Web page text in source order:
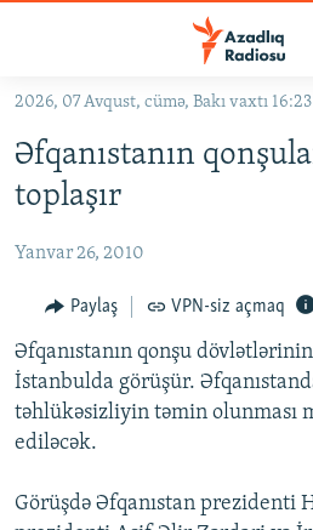
Əsas
qayıt
Əsas
naviqasiyaya
qayıt
#İZAHLA
KORRUPSIOMETR
#ƏSLINDƏ
FƏRQƏ BAX
QANUNI DOĞRU
ARAŞDIRMA
MULTIMEDIA
FOTOQALEREYA
OXU ZALI
HAQQIMIZDA
2026, 07 Avqust, cümə, Bakı vaxtı 16:23
Əfqanıstanın
toplaşır
Yanvar 26, 2010
Paylaş VPN-siz açmaq
Əfqanıstanın qonşu
İstanbulda görüşür.
təhlükəsizliyin təmin olunması
ediləcək.
Görüşdə Əfqanıstan prezidenti